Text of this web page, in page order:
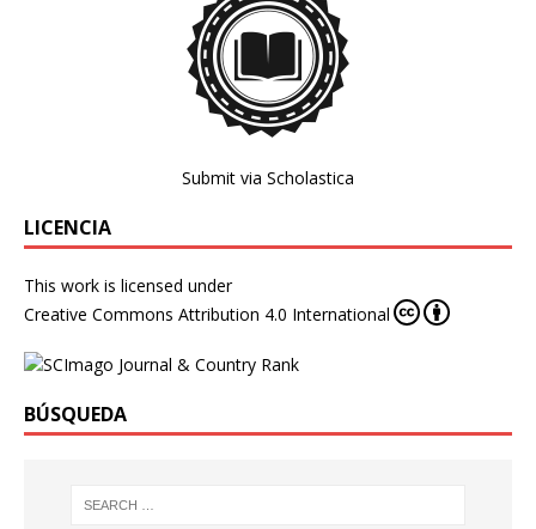
Submit via Scholastica
LICENCIA
This work is licensed under
Creative Commons Attribution 4.0 International
BÚSQUEDA